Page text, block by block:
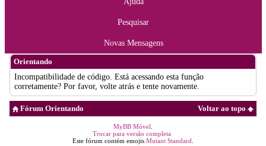
Pesquisar
Novas Mensagens
Orientando
Incompatibilidade de código. Está acessando esta função
corretamente? Por favor, volte atrás e tente novamente.
Voltar ao topo
Fórum Orientando
MyBB Móvel
Trocar para versão completa
Este fórum contém emojis Mutant Standard